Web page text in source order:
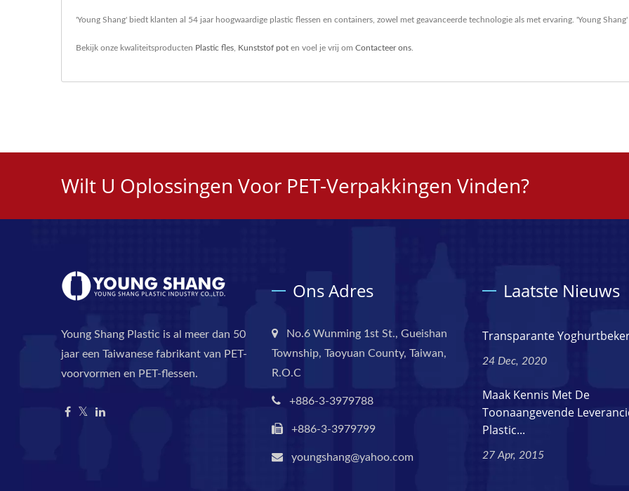
'Young Shang' biedt klanten al 54 jaar hoogwaardige plastic flessen en containers, zowel met geavanceerde technologie als met ervaring. 'Young
Bekijk onze kwaliteitsproducten Plastic fles Kunststof pot en voel je vrij om Contacteer ons
Wilt U Oplossingen Voor PET-Verpakkingen Vinden?
Young Shang Plastic is al meer dan 50
jaar een Taiwanese fabrikant van PET-
voorvormen en PET-flessen.
Ons Adres
No.6 Wunming 1st St., Gueishan
Township, Taoyuan County, Taiwan,
R.O.C
+886-3-3979788
+886-3-3979799
youngshang@yahoo.com
Laatste Nieuws
Transparante
24 Dec, 2020
Maak Kennis Met De
Toonaangevende
Plastic...
27 Apr, 2015